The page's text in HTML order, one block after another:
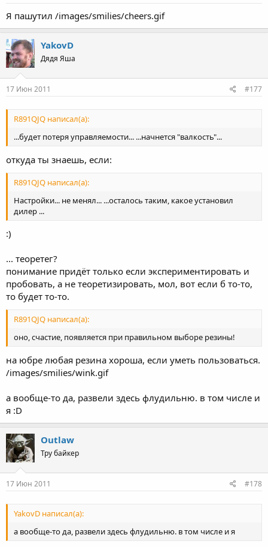
Я пашутил /images/smilies/cheers.gif
YakovD
Дядя Яша
17 Июн 2011 #177
R891QJQ написал(а):
...будет потеря управляемости... ...начнется "валкость"...
откуда ты знаешь, если:
R891QJQ написал(а):
Настройки... не менял... ...осталось таким, какое установил
дилер ...
:)
... теоретег?
понимание придёт только если экспериментировать и
пробовать, а не теоретизировать, мол, вот если б то-то,
то будет то-то.
R891QJQ написал(а):
оно, счастие, появляется при правильном выборе резины!
на юбре любая резина хороша, если уметь пользоваться.
/images/smilies/wink.gif
а вообще-то да, развели здесь флудильню. в том числе и
я :D
Outlaw
Тру байкер
17 Июн 2011 #178
YakovD написал(а):
а вообще-то да, развели здесь флудильню. в том числе и я